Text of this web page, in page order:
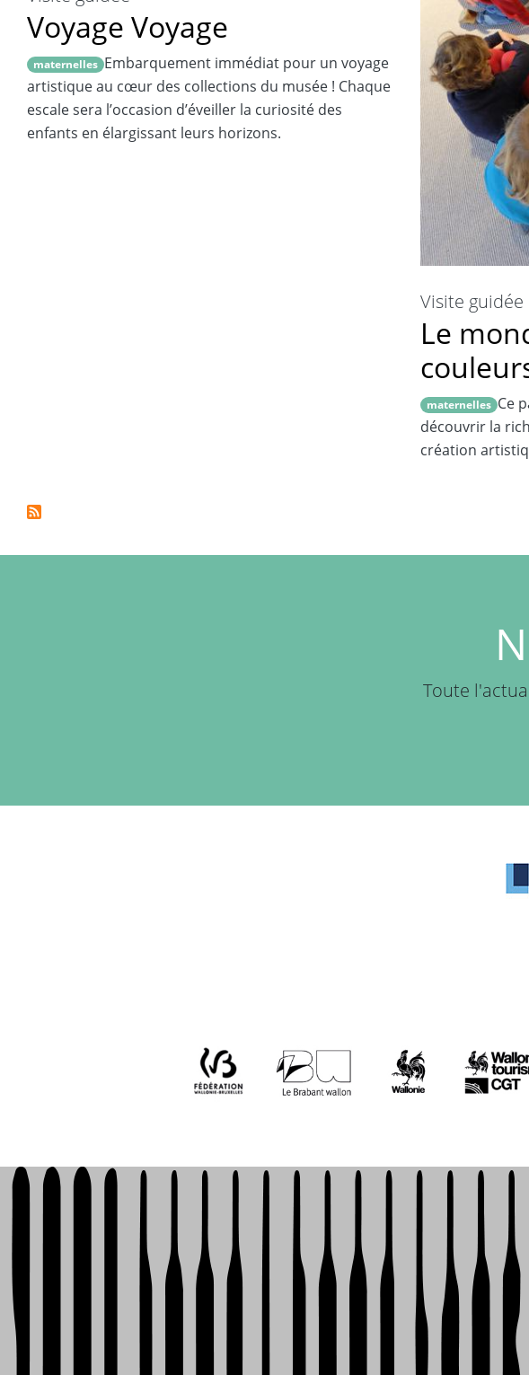
Voyage Voyage
maternelles Embarquement immédiat pour un voyage
artistique au cœur des collections du musée ! Chaque
escale sera l’occasion d’éveiller la curiosité des
enfants en élargissant leurs horizons.
Visite guidée
Le
maternelles Ce
découvrir la
création
Toute